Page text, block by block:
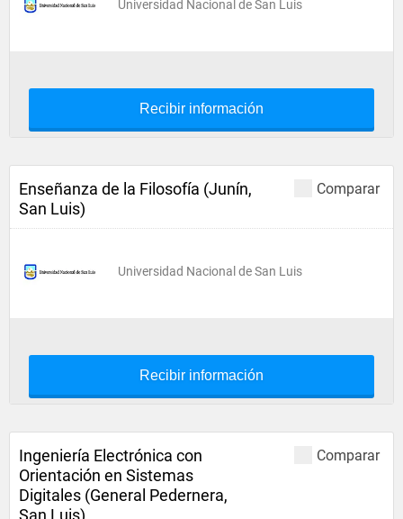
Universidad Nacional de San Luis
Recibir información
Comparar
Enseñanza de la Filosofía (Junín,
San Luis)
Universidad Nacional de San Luis
Recibir información
Comparar
Ingeniería Electrónica con
Orientación en Sistemas
Digitales (General Pedernera,
San Luis)